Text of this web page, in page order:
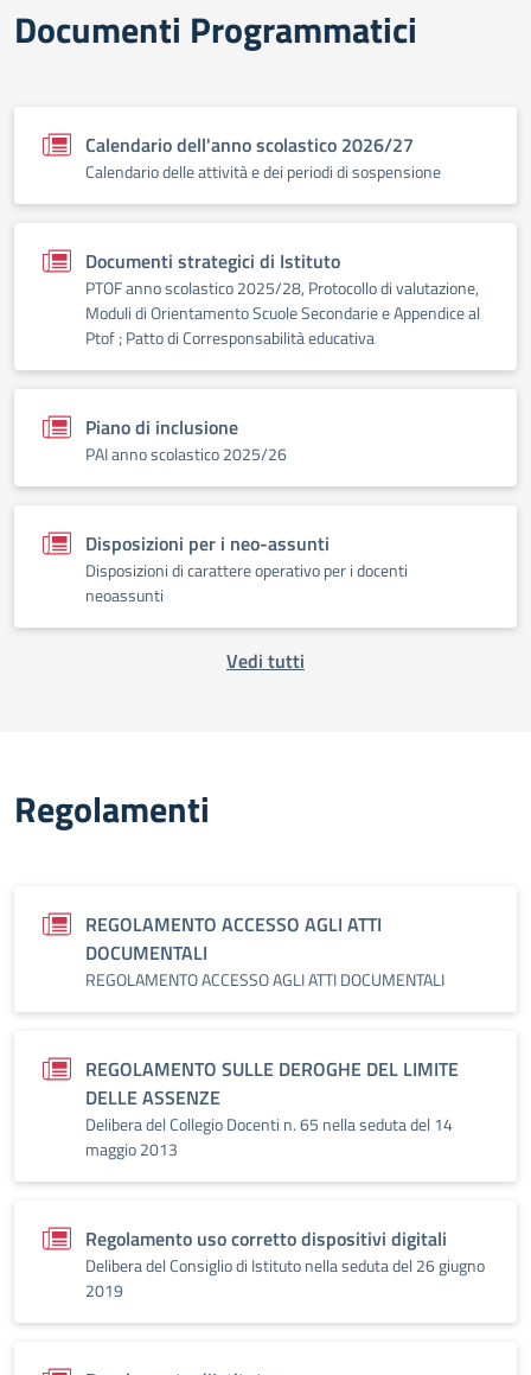
Documenti Programmatici
Calendario dell'anno scolastico 2026/27
Calendario delle attività e dei periodi di sospensione
Documenti strategici di Istituto
PTOF anno scolastico 2025/28, Protocollo di valutazione,
Moduli di Orientamento Scuole Secondarie e Appendice al
Ptof ; Patto di Corresponsabilità educativa
Piano di inclusione
PAI anno scolastico 2025/26
Disposizioni per i neo-assunti
Disposizioni di carattere operativo per i docenti
neoassunti
Vedi tutti
Regolamenti
REGOLAMENTO ACCESSO AGLI ATTI
DOCUMENTALI
REGOLAMENTO ACCESSO AGLI ATTI DOCUMENTALI
REGOLAMENTO SULLE DEROGHE DEL LIMITE
DELLE ASSENZE
Delibera del Collegio Docenti n. 65 nella seduta del 14
maggio 2013
Regolamento uso corretto dispositivi digitali
Delibera del Consiglio di Istituto nella seduta del 26 giugno
2019